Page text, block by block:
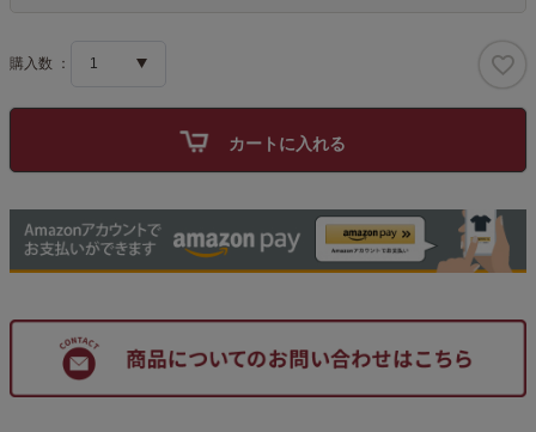
カートに入れる